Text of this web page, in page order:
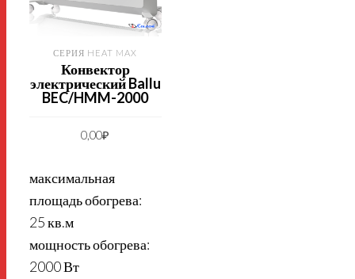
СЕРИЯ HEAT MAX
Конвектор
электрический Ballu
BEC/HMM-2000
0,00₽
максимальная
площадь обогрева:
25 кв.м
мощность обогрева:
2000 Вт